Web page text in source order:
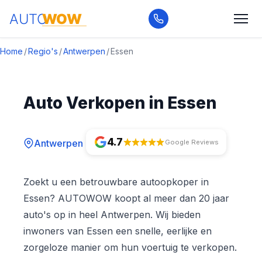
Home /Regio's /Antwerpen /Essen
Auto Verkopen in Essen
Antwerpen 4.7 Google Reviews
Zoekt u een betrouwbare autoopkoper in
Essen? AUTOWOW koopt al meer dan 20 jaar
auto's op in heel Antwerpen. Wij bieden
inwoners van Essen een snelle, eerlijke en
zorgeloze manier om hun voertuig te verkopen.